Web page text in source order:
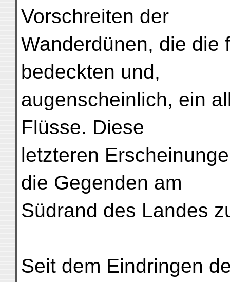
Vorschreiten der
Wanderdünen, die die
bedeckten und,
augenscheinlich, ein
Flüsse. Diese
letzteren
die Gegenden am
Südrand des Landes
Seit dem Eindringen